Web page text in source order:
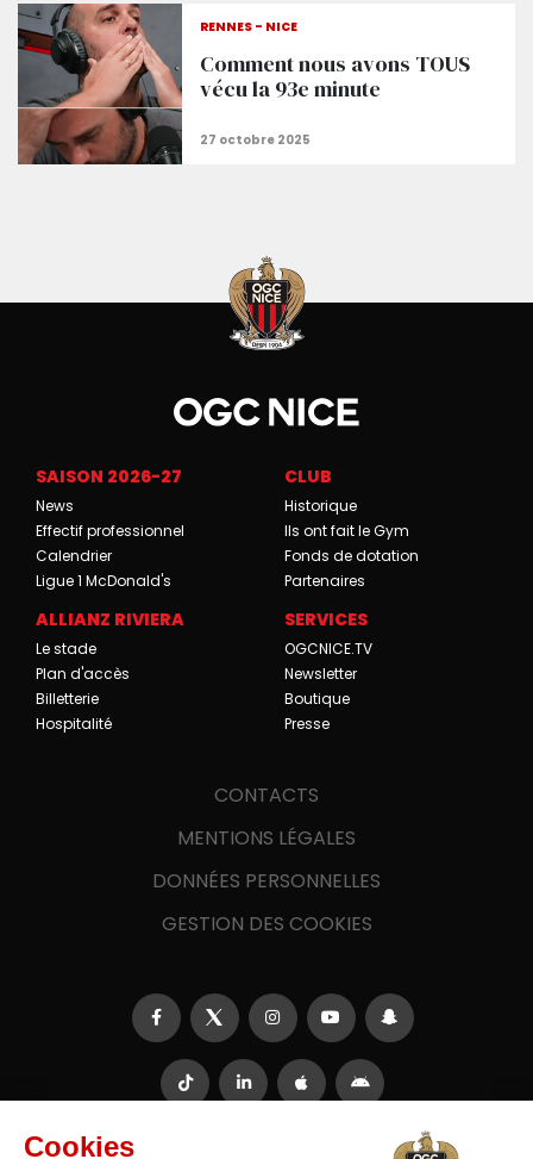
RENNES - NICE
Comment nous avons TOUS
vécu la 93e minute
Tout savoir sur Rennes - Nice
SAISON 2026-27
News
Effectif professionnel
Calendrier
Ligue 1 McDonald's
CLUB
Historique
Ils ont fait le Gym
Fonds de dotation
Partenaires
ALLIANZ RIVIERA
Le stade
Plan d'accès
Billetterie
Hospitalité
SERVICES
OGCNICE.TV
Newsletter
Boutique
Presse
CONTACTS
MENTIONS LÉGALES
DONNÉES PERSONNELLES
GESTION DES COOKIES